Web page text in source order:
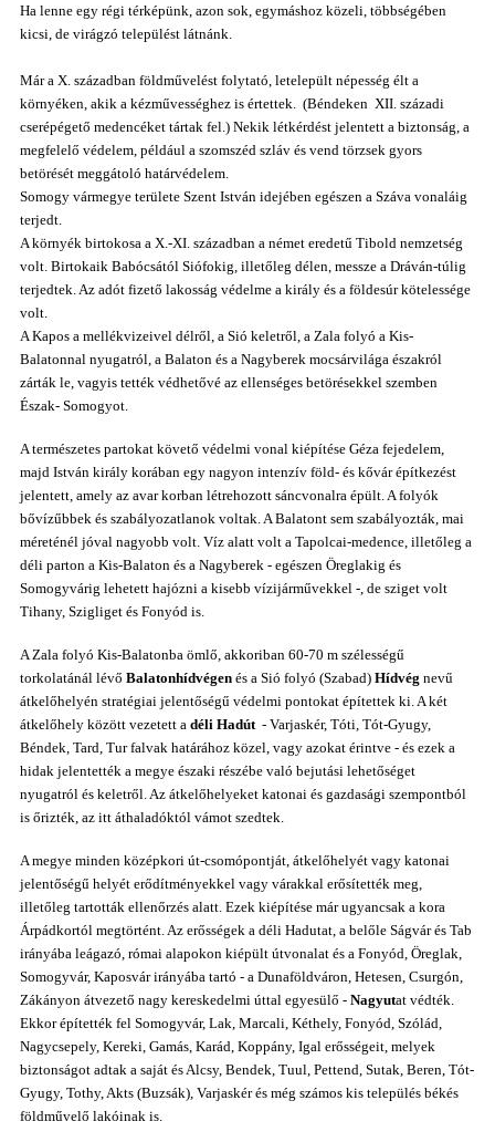
Ha lenne egy régi térképünk, azon sok, egymáshoz közeli, többségében
kicsi, de virágzó települést látnánk.
Már a X. században földművelést folytató, letelepült népesség élt a
környéken, akik a kézművességhez is értettek. (Béndeken XII. századi
cserépégető medencéket tártak fel.) Nekik létkérdést jelentett a biztonság, a
megfelelő védelem, például a szomszéd szláv és vend törzsek gyors
betörését meggátoló határvédelem.
Somogy vármegye területe Szent István idejében egészen a Száva vonaláig
terjedt.
A környék birtokosa a X.-XI. században a német eredetű Tibold nemzetség
volt. Birtokaik Babócsától Siófokig, illetőleg délen, messze a Dráván-túlig
terjedtek. Az adót fizető lakosság védelme a király és a földesúr kötelessége
volt.
AKapos a mellékvizeivel délről, a Sió keletről, a Zala folyó a Kis-
Balatonnal nyugatról, a Balaton és a Nagyberek mocsárvilága északról
zárták le, vagyis tették védhetővé az ellenséges betörésekkel szemben
Észak- Somogyot.
A természetes partokat követő védelmi vonal kiépítése Géza fejedelem,
majd István király korában egy nagyon intenzív föld- és kővár építkezést
jelentett, amely az avar korban létrehozott sáncvonalra épült.A folyók
bővízűbbek és szabályozatlanok voltak. A Balatont sem szabályozták, mai
méreténél jóval nagyobb volt. Víz alatt volt a Tapolcai-medence, illetőleg a
déli parton a Kis-Balaton és a Nagyberek - egészen Öreglakig és
Somogyvárig lehetett hajózni a kisebb vízijárművekkel -, de sziget volt
Tihany, Szigliget és Fonyód is.
A Zala folyó Kis-Balatonba ömlő, akkoriban 60-70 m szélességű
torkolatánál lévő Balatonhídvégen és a Sió folyó (Szabad) Hídvég nevű
átkelőhelyén stratégiai jelentőségű védelmi pontokat építettek ki. Akét
átkelőhely között vezetett a déli Hadút - Varjaskér, Tóti, Tót-Gyugy,
Béndek, Tard, Tur falvak határához közel, vagy azokat érintve - és ezek a
hidak jelentették a megye északi részébe való bejutási lehetőséget
nyugatról és keletről. Az átkelőhelyeket katonai és gazdasági szempontból
is őrizték, az itt áthaladóktól vámot szedtek.
A megye minden középkori út-csomópontját, átkelőhelyét vagy katonai
jelentőségű helyét erődítményekkel vagy várakkal erősítették meg,
illetőleg tartották ellenőrzés alatt. Ezek kiépítése már ugyancsak a kora
Árpádkortól megtörtént.Az erősségek a déli Hadutat, a belőle Ságvár és Tab
irányába leágazó, római alapokon kiépült útvonalat és a Fonyód, Öreglak,
Somogyvár, Kaposvár irányába tartó - a Dunaföldváron, Hetesen, Csurgón,
Zákányon átvezető nagy kereskedelmi úttal egyesülő - Nagyutat védték.
Ekkor építették fel Somogyvár, Lak, Marcali, Kéthely, Fonyód, Szólád,
Nagycsepely, Kereki, Gamás, Karád, Koppány, Igal erősségeit, melyek
biztonságot adtak a saját és Alcsy, Bendek, Tuul, Pettend, Sutak, Beren, Tót-
Gyugy, Tothy,Akts (Buzsák), Varjaskér és még számos kis település békés
földművelő lakóinak is.